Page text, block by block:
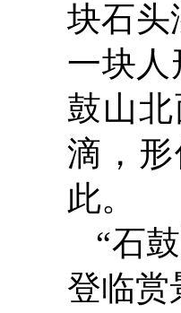
块石头
一块人
鼓山
滴，
此。
“石
登临